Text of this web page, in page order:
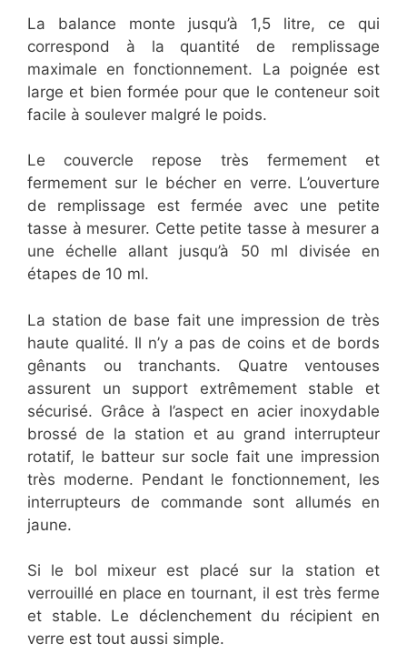
La balance monte jusqu’à 1,5 litre, ce qui
correspond à la quantité de remplissage
maximale en fonctionnement. La poignée est
large et bien formée pour que le conteneur soit
facile à soulever malgré le poids.
Le couvercle repose très fermement et
fermement sur le bécher en verre. L’ouverture
de remplissage est fermée avec une petite
tasse à mesurer. Cette petite tasse à mesurer a
une échelle allant jusqu’à 50 ml divisée en
étapes de 10 ml.
La station de base fait une impression de très
haute qualité. Il n’y a pas de coins et de bords
gênants ou tranchants. Quatre ventouses
assurent un support extrêmement stable et
sécurisé. Grâce à l’aspect en acier inoxydable
brossé de la station et au grand interrupteur
rotatif, le batteur sur socle fait une impression
très moderne. Pendant le fonctionnement, les
interrupteurs de commande sont allumés en
jaune.
Si le bol mixeur est placé sur la station et
verrouillé en place en tournant, il est très ferme
et stable. Le déclenchement du récipient en
verre est tout aussi simple.